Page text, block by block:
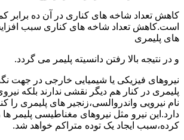
کاهش تعداد شاخه های کناری در آن ده برابر
است.کاهش تعداد شاخه های کناری سبب
های پلیمری
و در نتیجه بالا رفتن دانسیته پلیمر می گردد.
نیروهای فیزیکی یا شیمیایی خارجی در جهت
پلیمری در کنار هم دیگر نقشی ندارند بلکه
نام نیرویی واندروالسی،زنجیر های پلیمری را
دارد.این نیرو مثل نیروهای مغناطیسی پلیمر
کرده،سبب ایجاد یک توده متراکم خواهد شد.